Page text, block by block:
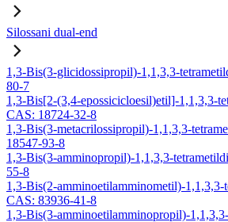
Silossani dual-end
1,3-Bis(3-glicidossipropil)-1,1,3,3-
80-7
1,3-Bis[2-(3,4-epossicicloesil)etil]-1,1,3,3-
CAS: 18724-32-8
1,3-Bis(3-metacrilossipropil)-1,1,3,3-
18547-93-8
1,3-Bis(3-amminopropil)-1,1,3,3-
55-8
1,3-Bis(2-amminoetilamminometil)-1,1,3,3-
CAS: 83936-41-8
1,3-Bis(3-amminoetilamminopropil)-